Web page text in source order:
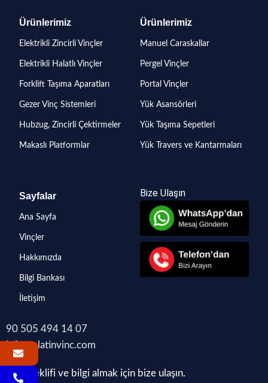
Ürünlerimiz
Elektrikli Zincirli Vinçler
Elektrikli Halatlı Vinçler
Forklift Taşıma Aparatları
Gezer Vinç Sistemleri
Hubzug, Zincirli Çektirmeler
Makaslı Platformlar
Ürünlerimiz
Manuel Caraskallar
Pergel Vinçler
Portal Vinçler
Yük Asansörleri
Yük Taşıma Sepetleri
Yük Travers ve Kantarmaları
Sayfalar
Ana Sayfa
Vinçler
Hakkımızda
Bilgi Bankası
İletişim
Bize Ulaşın
90 505 494 14 07
info@platinvinc.com
Fiyat teklifi ve bilgi almak için bize ulaşın.